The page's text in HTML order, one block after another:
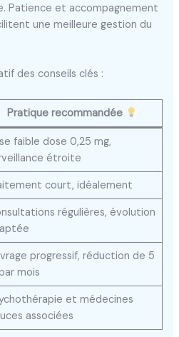
Patience et accompagnement
une meilleure gestion du
des conseils clés :
Pratique recommandée
faible dose 0,25 mg,
étroite
court, idéalement
régulières, évolution
progressif, réduction de 5
mois
et médecines
associées